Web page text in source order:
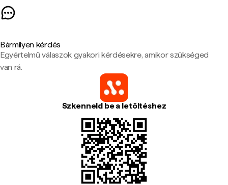
Bármilyen kérdés
Egyértelmű válaszok gyakori kérdésekre, amikor szükséged
van rá.
Szkenneld be a letöltéshez